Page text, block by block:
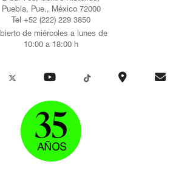
Puebla, Pue., México 72000
Tel +52 (222) 229 3850
de miércoles a lunes de
10:00 a 18:00 h